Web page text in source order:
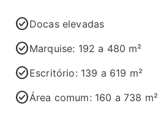
check_circleDocas elevadas
check_circleMarquise: 192 a 480 m²
check_circleEscritório: 139 a 619 m²
check_circleÁrea comum: 160 a 738 m²